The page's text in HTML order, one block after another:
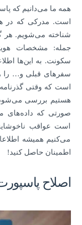
همه ما می‌دانیم که
است. مدرکی که در
شناخته می‌شویم. هر
جمله: مشخصات
سکونت. به این‌ها
سفرهای قبلی و… را
است که وقتی
هستیم بررسی
صورتی که داده‌های
است عواقب
می‌کنیم همیشه
اطمینان حاصل کنید!
اصلاح